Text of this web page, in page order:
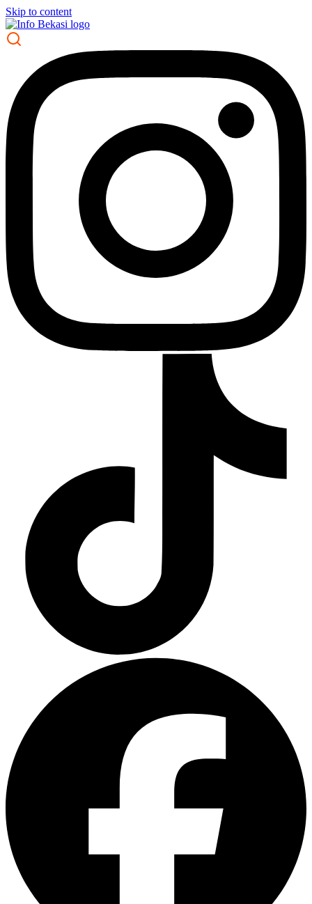
Skip to content